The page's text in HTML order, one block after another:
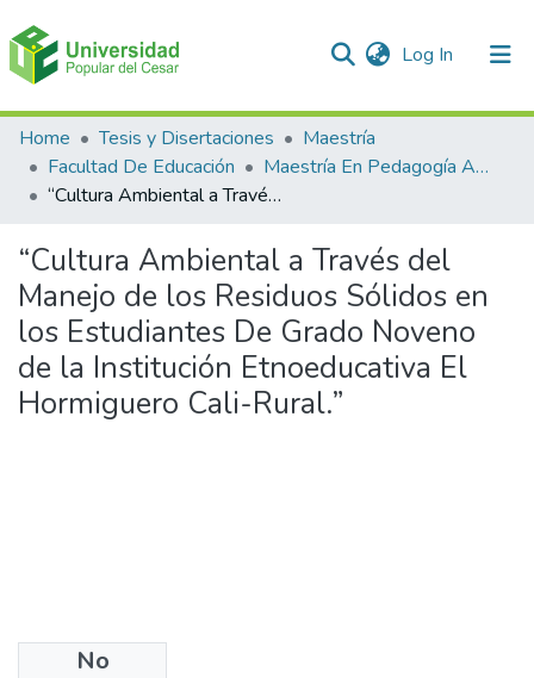
Log In (current)
Communities & Collections
All of DSpace
Home Tesis y Disertaciones
Maestría
Facultad De Educación
Maestría En Pedagogía Ambiental Para El desarrollo Sostenible
“Cultura Ambiental a Través del Manejo de los Residuos Sólidos en los Estudiantes De Grado Noveno de la Institución Etnoeducativa El Hormiguero Cali-Rural.”
“Cultura Ambiental a Través del
Manejo de los Residuos Sólidos en
los Estudiantes De Grado Noveno
de la Institución Etnoeducativa El
Hormiguero Cali-Rural.”
No